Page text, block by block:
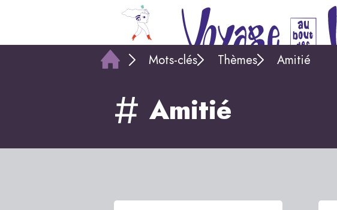
Mots-clés Thèmes Amitié
Amitié